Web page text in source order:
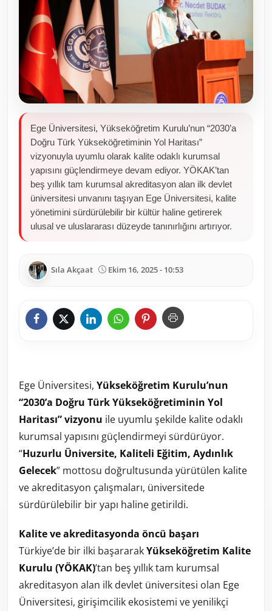
Resmi Reklamlar
Ege Üniversitesi, Yükseköğretim Kurulu’nun “2030’a
Doğru Türk Yükseköğretiminin Yol Haritası”
vizyonuyla uyumlu olarak kalite odaklı kurumsal
yapısını güçlendirmeye devam ediyor. YÖKAK’tan
beş yıllık tam kurumsal akreditasyon alan ilk devlet
üniversitesi unvanını taşıyan Ege Üniversitesi, kalite
yönetimini sürdürülebilir bir kültür haline getirerek
ulusal ve uluslararası düzeyde tanınırlığını artırıyor.
Sıla Akçaat Ekim 16, 2025 - 10:53
Ege Üniversitesi, Yükseköğretim Kurulu’nun
“2030’a Doğru Türk Yükseköğretiminin Yol
Haritası” vizyonu ile uyumlu şekilde kalite odaklı
kurumsal yapısını güçlendirmeyi sürdürüyor.
“Huzurlu Üniversite, Kaliteli Eğitim, Aydınlık
Gelecek” mottosu doğrultusunda yürütülen kalite
ve akreditasyon çalışmaları, üniversitede
sürdürülebilir bir yapı haline getirildi.
Kalite ve akreditasyonda öncü başarı
Türkiye’de bir ilki başararakYükseköğretim Kalite
Kurulu (YÖKAK)’tan beş yıllık tam kurumsal
akreditasyon alan ilk devlet üniversitesi olan Ege
Üniversitesi, girişimcilik ekosistemi ve yenilikçi